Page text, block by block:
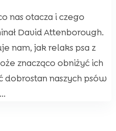
nas otacza i czego
David Attenborough.
nam, jak relaks psa z
znacząco obniżyć ich
dobrostan naszych psów